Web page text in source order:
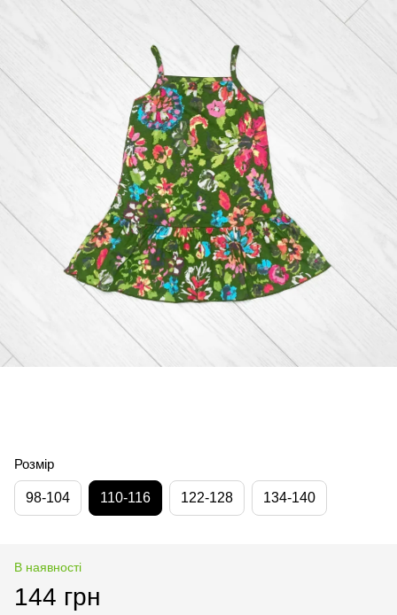
Розмір
98-104 110-116 122-128 134-140
В наявності
144 грн